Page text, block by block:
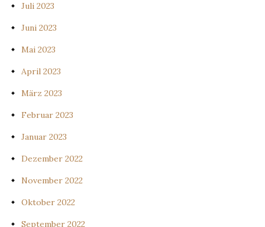
Juli 2023
Juni 2023
Mai 2023
April 2023
März 2023
Februar 2023
Januar 2023
Dezember 2022
November 2022
Oktober 2022
September 2022